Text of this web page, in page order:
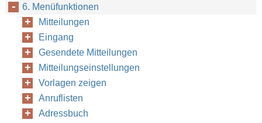
6. Menüfunktionen
Mitteilungen
Eingang
Gesendete Mitteilungen
Mitteilungseinstellungen
Vorlagen zeigen
Anruflisten
Adressbuch